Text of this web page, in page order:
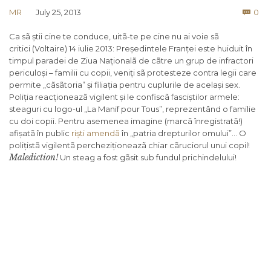
MR July 25, 2013  0
Ca sã știi cine te conduce, uitã-te pe cine nu ai voie sã
critici (Voltaire) 14 iulie 2013: Președintele Franței este huiduit în
timpul paradei de Ziua Naționalã de cãtre un grup de infractori
periculoși – familii cu copii, veniți sã protesteze contra legii care
permite „cãsãtoria” și filiația pentru cuplurile de același sex.
Poliția reacționeazã vigilent și le confiscã fasciștilor armele:
steaguri cu logo-ul „La Manif pour Tous”, reprezentând o familie
cu doi copii. Pentru asemenea imagine (marcã înregistratã!)
afișatã în public riști amendã în „patria drepturilor omului”… O
polițistã vigilentã percheziționeazã chiar cãruciorul unui copil!
Malediction!Un steag a fost gãsit sub fundul prichindelului!